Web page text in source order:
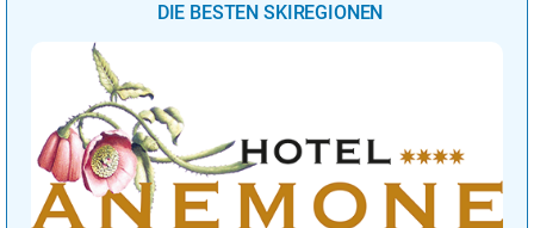
DIE BESTEN SKIREGIONEN